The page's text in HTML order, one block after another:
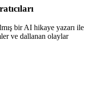
bir AI hikaye yazarı ile
ve dallanan olaylar